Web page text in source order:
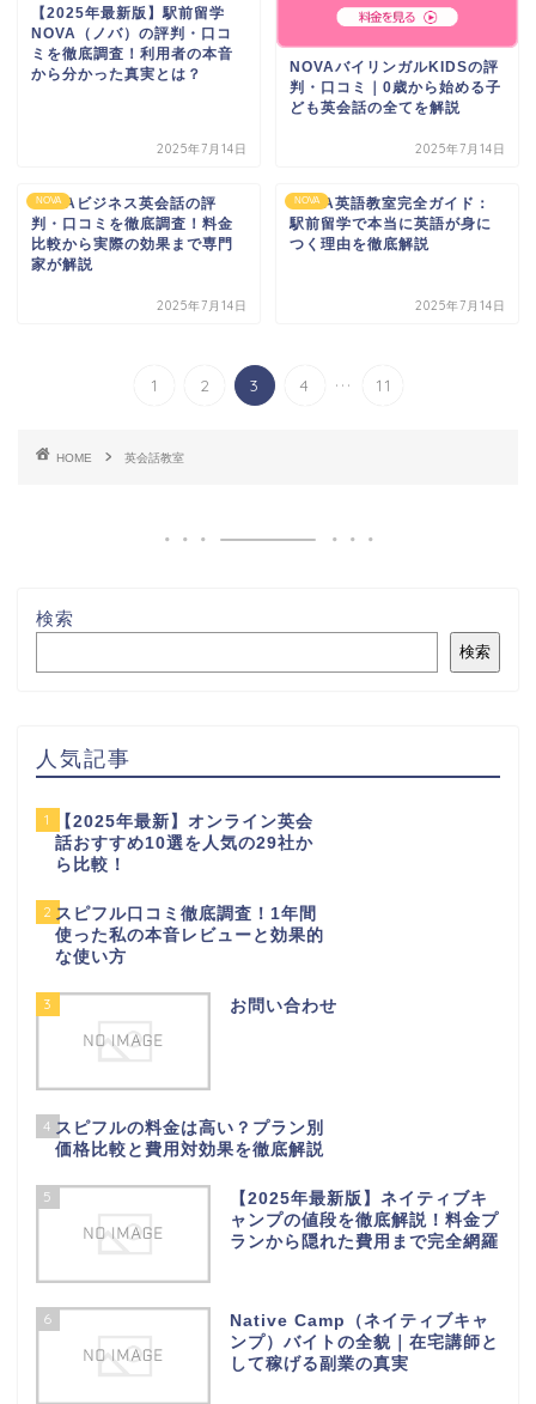
【2025年最新版】駅前留学
NOVA（ノバ）の評判・口コ
ミを徹底調査！利用者の本音
から分かった真実とは？
2025年7月14日
NOVAバイリンガルKIDSの評
判・口コミ｜0歳から始める子
ども英会話の全てを解説
2025年7月14日
NOVA
NOVAビジネス英会話の評
判・口コミを徹底調査！料金
比較から実際の効果まで専門
家が解説
2025年7月14日
NOVA
NOVA英語教室完全ガイド：
駅前留学で本当に英語が身に
つく理由を徹底解説
2025年7月14日
1 2 3 4 ... 11
HOME 英会話教室
検索
検索
人気記事
1
【2025年最新】オンライン英会
話おすすめ10選を人気の29社か
ら比較！
2 スピフル口コミ徹底調査！1年間
使った私の本音レビューと効果的
な使い方
3 お問い合わせ
4 スピフルの料金は高い？プラン別
価格比較と費用対効果を徹底解説
5
【2025年最新版】ネイティブキ
ャンプの値段を徹底解説！料金プ
ランから隠れた費用まで完全網羅
6
Native Camp（ネイティブキャ
ンプ）バイトの全貌｜在宅講師と
して稼げる副業の真実